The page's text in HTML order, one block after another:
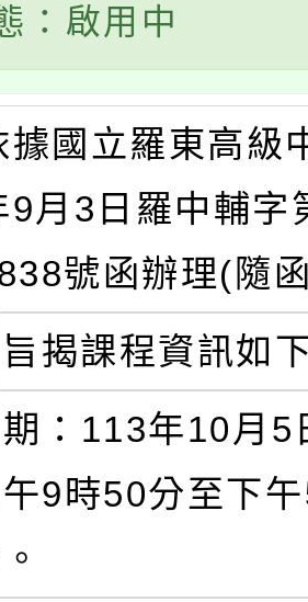
：啟用中
據國立羅東高級
9月3日羅中輔字
號函辦理(隨
旨揭課程資訊如
期：113年10月
午9時50分至下